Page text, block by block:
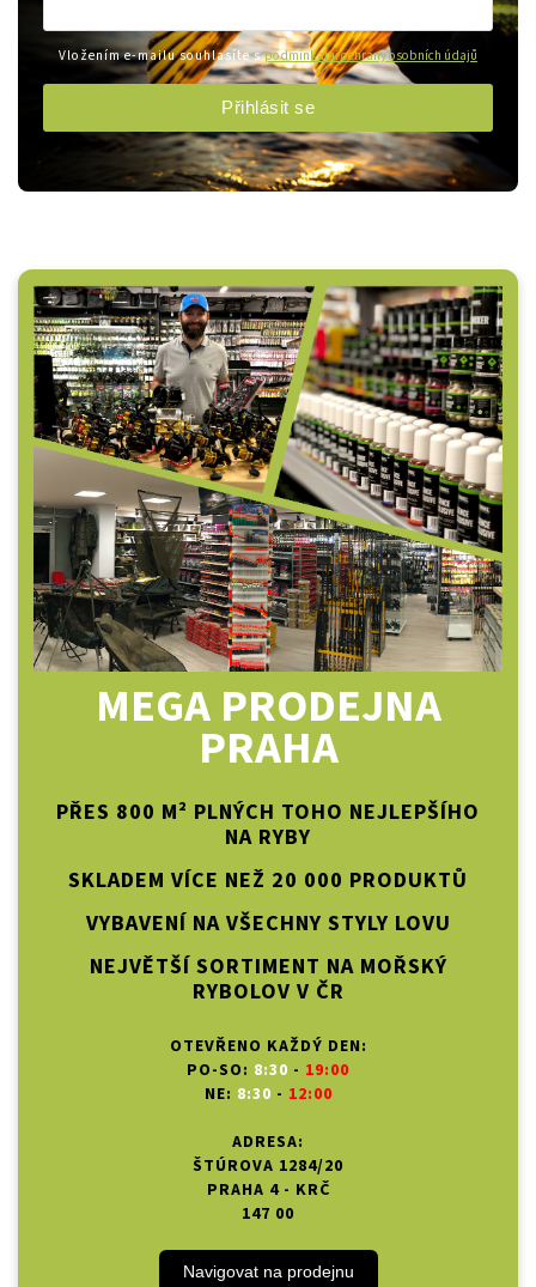
MEGA PRODEJNA
PRAHA
PŘES 800 M² PLNÝCH TOHO NEJLEPŠÍHO
NA RYBY
SKLADEM VÍCE NEŽ 20 000 PRODUKTŮ
VYBAVENÍ NA VŠECHNY STYLY LOVU
NEJVĚTŠÍ SORTIMENT NA MOŘSKÝ
RYBOLOV V ČR
OTEVŘENO KAŽDÝ DEN:
PO-SO: 8:30 - 19:00
NE: 8:30 - 12:00
ADRESA:
ŠTÚROVA 1284/20
PRAHA 4 - KRČ
147 00
Navigovat na prodejnu
Vložením e-mailu souhlasíte spodmínkami ochrany osobních údajů
Přihlásit se